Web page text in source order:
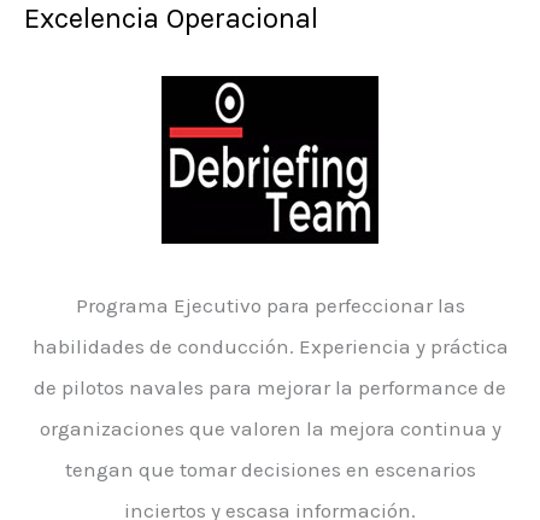
Excelencia Operacional
Programa Ejecutivo para perfeccionar las
habilidades de conducción. Experiencia y práctica
de pilotos navales para mejorar la performance de
organizaciones que valoren la mejora continua y
tengan que tomar decisiones en escenarios
inciertos y escasa información.